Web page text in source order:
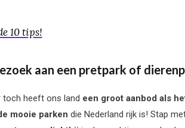
10 tips!
aan een pretpark of
toch heeft ons land een groot aanbod als
mooie parken die Nederland rijk is! Stap